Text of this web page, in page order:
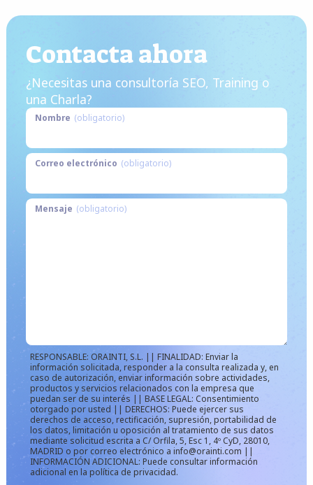
Contacta ahora
¿Necesitas una consultoría SEO, Training o
una Charla?
Nombre (obligatorio)
Correo electrónico (obligatorio)
Mensaje (obligatorio)
RESPONSABLE: ORAINTI, S.L. || FINALIDAD: Enviar la
información solicitada, responder a la consulta realizada y, en
caso de autorización, enviar información sobre actividades,
productos y servicios relacionados con la empresa que
puedan ser de su interés || BASE LEGAL: Consentimiento
otorgado por usted || DERECHOS: Puede ejercer sus
derechos de acceso, rectificación, supresión, portabilidad de
los datos, limitación u oposición al tratamiento de sus datos
mediante solicitud escrita a C/ Orfila, 5, Esc 1, 4º CyD, 28010,
MADRID o por correo electrónico a info@orainti.com ||
INFORMACIÓN ADICIONAL: Puede consultar información
adicional en la política de privacidad.